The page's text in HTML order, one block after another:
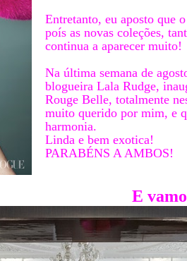
Entretanto, eu aposto que
poís as novas coleções,
continua a aparecer muito!
Na última semana de
blogueira Lala Rudge,
Rouge Belle, totalmente
muito querido por mim, e
harmonia.
Linda e bem exotica!
PARABÉNS A AMBOS!
E